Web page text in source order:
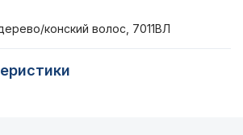
конский волос, 7011ВЛ